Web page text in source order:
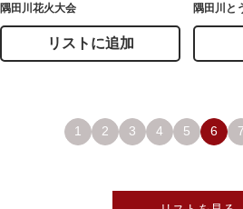
隅田川花火大会
リストに追加
隅田川と
1 2 3 4 5 6 7